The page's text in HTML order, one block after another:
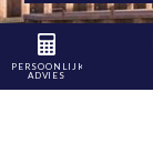
PERSOONLIJK
ADVIES